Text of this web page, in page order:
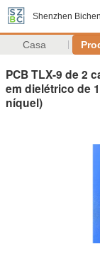
Shenzhen
Casa
PCB TLX-9 de 2
em dielétrico de
níquel)